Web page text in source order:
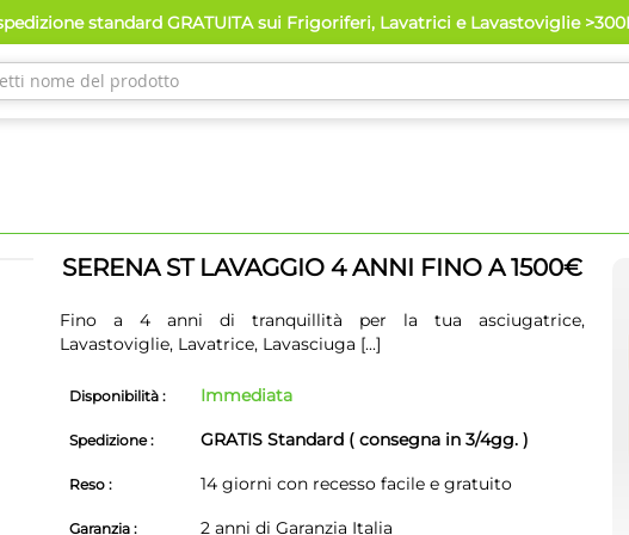
standard GRATUITA sui Frigoriferi, Lavatrici e Lavastoviglie
SERENA ST LAVAGGIO 4 ANNI FINO A 1500€
Fino a 4 anni di tranquillità per la tua asciugatrice,
Lavastoviglie, Lavatrice, Lavasciuga [...]
Disponibilità : Immediata
Spedizione : GRATIS Standard ( consegna in 3/4gg. )
Reso : 14 giorni con recesso facile e gratuito
Garanzia : 2 anni di Garanzia Italia